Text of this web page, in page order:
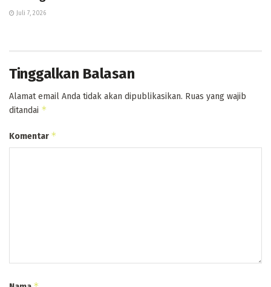
Juli 7, 2026
Tinggalkan Balasan
Alamat email Anda tidak akan dipublikasikan. Ruas yang wajib
ditandai *
Komentar *